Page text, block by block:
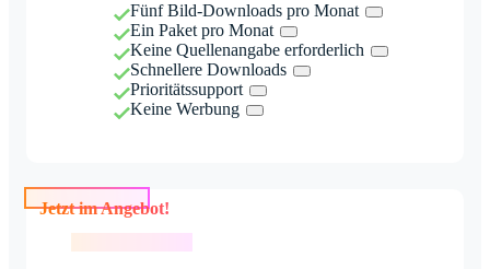
Fünf Bild-Downloads pro Monat
Ein Paket pro Monat
Keine Quellenangabe erforderlich
Schnellere Downloads
Prioritätssupport
Keine Werbung
Jetzt im Angebot!